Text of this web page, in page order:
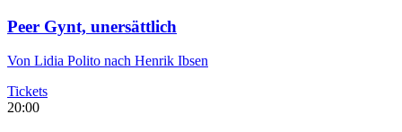
Peer Gynt, unersättlich
Von Lidia Polito nach Henrik Ibsen
Tickets
20:00